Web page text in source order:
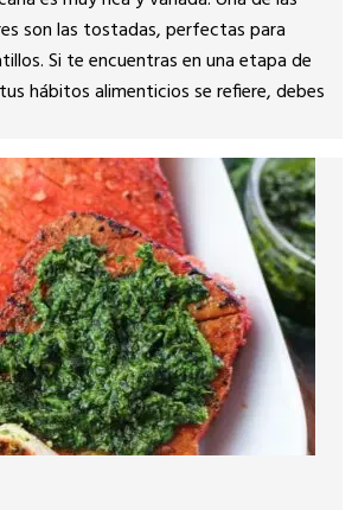
son las tostadas, perfectas para
Si te encuentras en una etapa de
hábitos alimenticios se refiere, debes